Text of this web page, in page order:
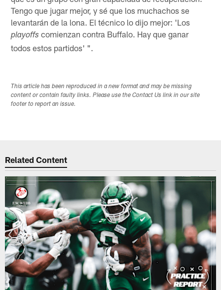
Tengo que jugar mejor, y sé que los muchachos se
levantarán de la lona. El técnico lo dijo mejor: 'Los
playoffs comienzan contra Buffalo. Hay que ganar
todos estos partidos' ".
This article has been reproduced in a new format and may be missing
content or contain faulty links. Please use the Contact Us link in our site
footer to report an issue.
Related Content